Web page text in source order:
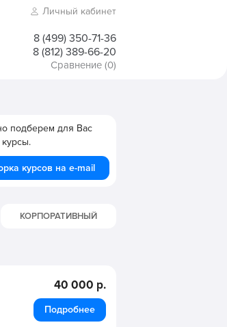
Личный кабинет
8 (499) 350-71-36
8 (812) 389-66-20
Сравнение (0)
подберем для Вас
курсов на e-mail
КОРПОРАТИВНЫЙ
40 000 р.
Подробнее